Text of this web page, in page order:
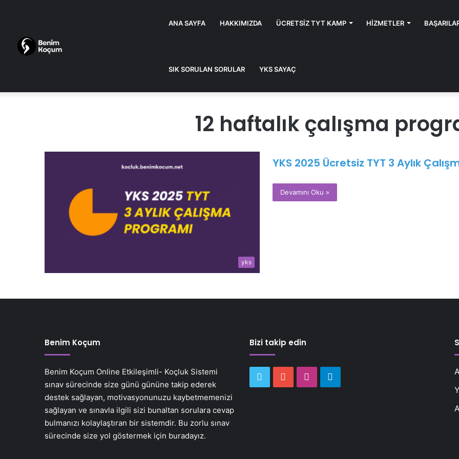
ANA SAYFA HAKKIMIZDA ÜCRETSIZ TYT KAMP HIZMETLER
SIK SORULAN SORULAR YKS SAYAÇ
12 haftalık çalışma
yks
YKS 2025 Ücretsiz TYT 3 Aylık
Devamını Oku »
Benim Koçum
Benim Koçum Online Etkileşimli- Koçluk Sistemi
sınav sürecinde size günü gününe takip ederek
destek sağlayan, motivasyonunuzu kaybetmemenizi
sağlayan ve sınavla ilgili sizi bunaltan sorulara cevap
bulmanızı kolaylaştıran bir sistemdir. Bu zorlu sınav
sürecinde size yol göstermek için buradayız.
Bizi takip edin
Twitter YouTubeInstagram